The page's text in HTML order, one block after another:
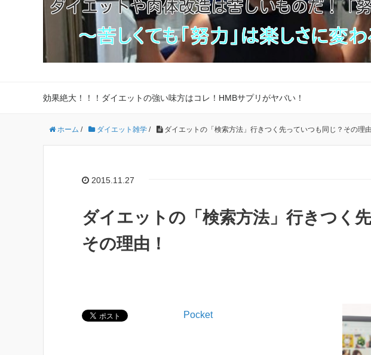
効果絶大！！！ダイエットの強い味方はコレ！HMBサプリがヤバい！
ホーム / ダイエット雑学 / ダイエットの「検索方法」行きつく先っていつも同じ？その理由
2015.11.27
ダイエットの「検索方法」行きつく
その理由！
Pocket